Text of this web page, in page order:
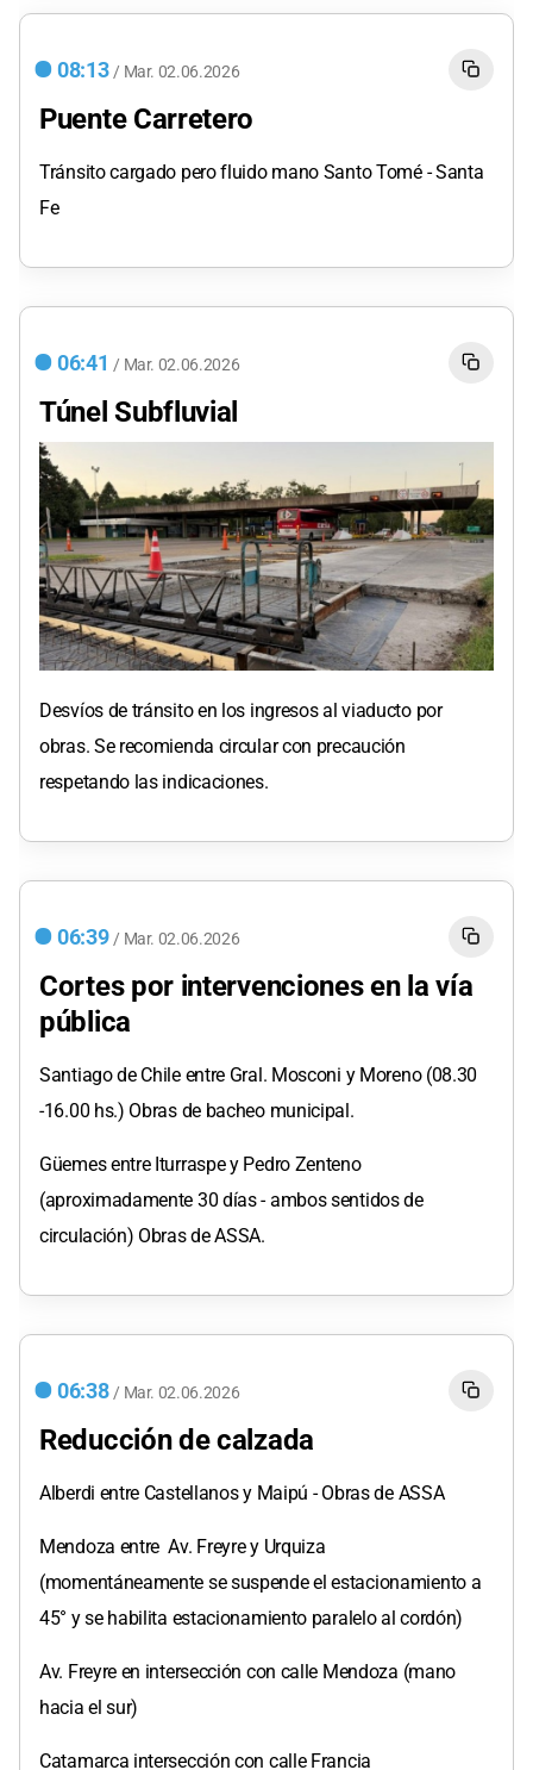
08:13 / Mar. 02.06.2026
Puente Carretero
Tránsito cargado pero fluido mano Santo Tomé - Santa
Fe
06:41 / Mar. 02.06.2026
Túnel Subfluvial
Desvíos de tránsito en los ingresos al viaducto por
obras. Se recomienda circular con precaución
respetando las indicaciones.
06:39 / Mar. 02.06.2026
Cortes por intervenciones en la vía
pública
Santiago de Chile entre Gral. Mosconi y Moreno (08.30
-16.00 hs.) Obras de bacheo municipal.
Güemes entre Iturraspe y Pedro Zenteno
(aproximadamente 30 días - ambos sentidos de
circulación) Obras de ASSA.
06:38 / Mar. 02.06.2026
Reducción de calzada
Alberdi entre Castellanos y Maipú - Obras de ASSA
Mendoza entre Av. Freyre y Urquiza
(momentáneamente se suspende el estacionamiento a
45° y se habilita estacionamiento paralelo al cordón)
Av. Freyre en intersección con calle Mendoza (mano
hacia el sur)
Catamarca intersección con calle Francia